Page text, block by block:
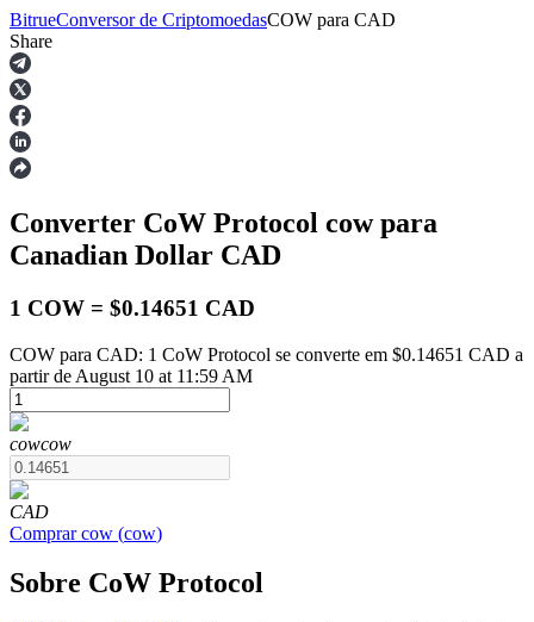
Futuros
Futuros de USDT
BitrueConversor de CriptomoedasCOW para CAD
Share
Converter CoW Protocol cowpara
Canadian Dollar CAD
1 COW = $0.14651 CAD
COW para CAD: 1 CoW Protocol se converte em $0.14651 CAD a
partir de August 10 at 11:59 AM
cowcow
CAD
Comprar cow (cow)
Sobre CoW Protocol